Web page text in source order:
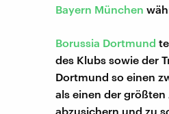
Bayern München
Borussia Dortmund
des Klubs sowie der
Dortmund so einen
als einen der
abzusichern und zu